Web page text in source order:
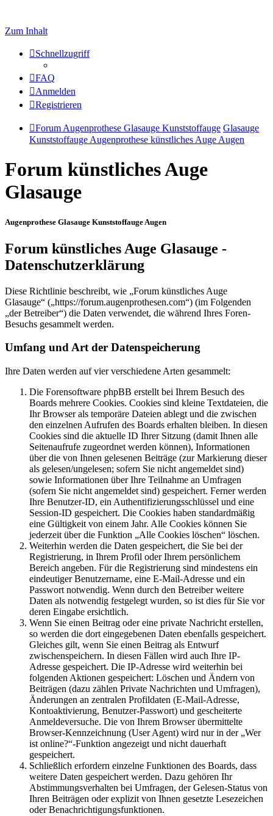
Zum Inhalt
Schnellzugriff
FAQ
Anmelden
Registrieren
Forum Augenprothese Glasauge Kunststoffauge Glasauge
Kunststoffauge Augenprothese künstliches Auge Augen
Forum künstliches Auge
Glasauge
Augenprothese Glasauge Kunststoffauge Augen
Forum künstliches Auge Glasauge -
Datenschutzerklärung
Diese Richtlinie beschreibt, wie „Forum künstliches Auge
Glasauge“ („https://forum.augenprothesen.com“) (im Folgenden
„der Betreiber“) die Daten verwendet, die während Ihres Foren-
Besuchs gesammelt werden.
Umfang und Art der Datenspeicherung
Ihre Daten werden auf vier verschiedene Arten gesammelt:
Die Forensoftware phpBB erstellt bei Ihrem Besuch des
Boards mehrere Cookies. Cookies sind kleine Textdateien, die
Ihr Browser als temporäre Dateien ablegt und die zwischen
den einzelnen Aufrufen des Boards erhalten bleiben. In diesen
Cookies sind die aktuelle ID Ihrer Sitzung (damit Ihnen alle
Seitenaufrufe zugeordnet werden können), Informationen
über die von Ihnen gelesenen Beiträge (zur Markierung dieser
als gelesen/ungelesen; sofern Sie nicht angemeldet sind)
sowie Informationen über Ihre Teilnahme an Umfragen
(sofern Sie nicht angemeldet sind) gespeichert. Ferner werden
Ihre Benutzer-ID, ein Authentifizierungsschlüssel und eine
Session-ID gespeichert. Die Cookies haben standardmäßig
eine Gültigkeit von einem Jahr. Alle Cookies können Sie
jederzeit über die Funktion „Alle Cookies löschen“ löschen.
Weiterhin werden die Daten gespeichert, die Sie bei der
Registrierung, in Ihrem Profil oder Ihrem persönlichem
Bereich angeben. Für die Registrierung sind mindestens ein
eindeutiger Benutzername, eine E-Mail-Adresse und ein
Passwort notwendig. Wenn durch den Betreiber weitere
Daten als notwendig festgelegt wurden, so ist dies für Sie vor
deren Eingabe ersichtlich.
Wenn Sie einen Beitrag oder eine private Nachricht erstellen,
so werden die dort eingegebenen Daten ebenfalls gespeichert.
Gleiches gilt, wenn Sie einen Beitrag als Entwurf
zwischenspeichern. In diesen Fällen wird auch Ihre IP-
Adresse gespeichert. Die IP-Adresse wird weiterhin bei
folgenden Aktionen gespeichert: Löschen und Ändern von
Beiträgen (dazu zählen Private Nachrichten und Umfragen),
Änderungen an zentralen Profildaten (E-Mail-Adresse,
Kontoaktivierung, Benutzer-Passwort) und gescheiterte
Anmeldeversuche. Die von Ihrem Browser übermittelte
Browser-Kennzeichnung (User Agent) wird nur in der „Wer
ist online?“-Funktion angezeigt und nicht dauerhaft
gespeichert.
Schließlich erfordern einzelne Funktionen des Boards, dass
weitere Daten gespeichert werden. Dazu gehören Ihr
Abstimmungsverhalten bei Umfragen, der Gelesen-Status von
Ihren Beiträgen oder explizit von Ihnen gesetzte Lesezeichen
oder Benachrichtigungsfunktionen.